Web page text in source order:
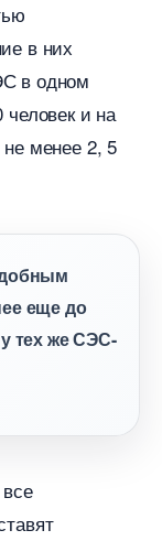
в них
в одном
человек и на
менее 2, 5
еще до
тех же СЭС-